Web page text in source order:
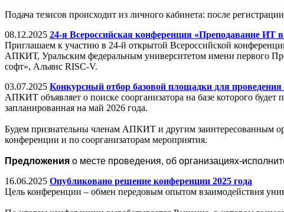
Подача тезисов происходит из личного кабинета: после
08.12.2025 24-я Всероссийская конференция «Преподавание ИТ
Приглашаем к участию в 24-й открытой Всероссийской
АПКИТ, Уральским федеральным университетом имени первого
софт», Альянс RISC-V.
03.07.2025 Конкурсный отбор базовой площадки для
АПКИТ объявляет о поиске соорганизатора на базе которого
запланированная на май 2026 года.
Будем признательны членам АПКИТ и другим заинтересованным
конференции и по соорганизаторам мероприятия.
Предложения о месте проведения, об организациях-
16.06.2025 Опубликовано решение конференции 2025 года
Цель конференции – обмен передовым опытом взаимодействия